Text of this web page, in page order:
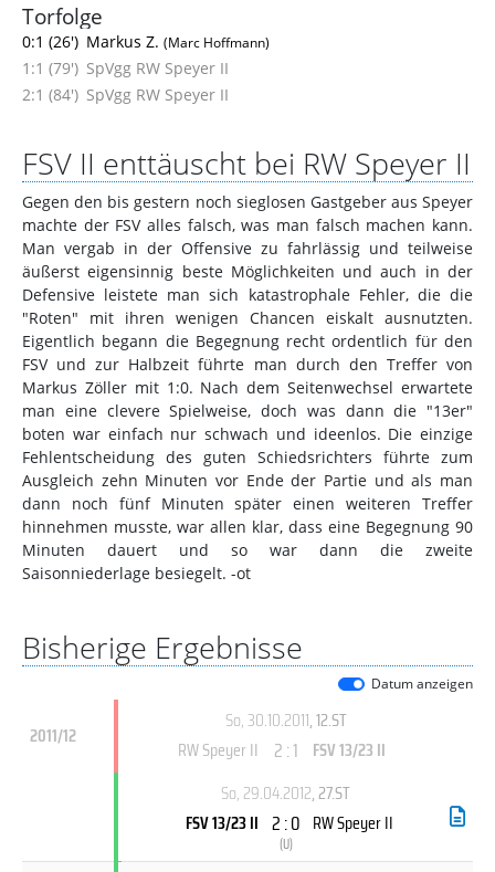
Torfolge
0:1 (26') Markus Z. (Marc Hoffmann)
1:1 (79') SpVgg RW Speyer II
2:1 (84') SpVgg RW Speyer II
FSV II enttäuscht bei RW Speyer II
Gegen den bis gestern noch sieglosen Gastgeber aus Speyer
machte der FSV alles falsch, was man falsch machen kann.
Man vergab in der Offensive zu fahrlässig und teilweise
äußerst eigensinnig beste Möglichkeiten und auch in der
Defensive leistete man sich katastrophale Fehler, die die
"Roten" mit ihren wenigen Chancen eiskalt ausnutzten.
Eigentlich begann die Begegnung recht ordentlich für den
FSV und zur Halbzeit führte man durch den Treffer von
Markus Zöller mit 1:0. Nach dem Seitenwechsel erwartete
man eine clevere Spielweise, doch was dann die "13er"
boten war einfach nur schwach und ideenlos. Die einzige
Fehlentscheidung des guten Schiedsrichters führte zum
Ausgleich zehn Minuten vor Ende der Partie und als man
dann noch fünf Minuten später einen weiteren Treffer
hinnehmen musste, war allen klar, dass eine Begegnung 90
Minuten dauert und so war dann die zweite
Saisonniederlage besiegelt. -ot
Bisherige Ergebnisse
Datum anzeigen
2011/12
So, 30.10.2011, 12.ST
RW Speyer II
2 : 1 FSV 13/23 II
So, 29.04.2012, 27.ST
FSV 13/23 II 2 : 0
(U)
RW Speyer II